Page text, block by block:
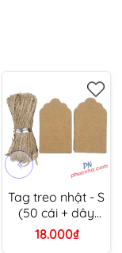
Tag treo nhật - S
(50 cái + dây
đay) Linh Lan
TAG - NS 5,5 x
18.000₫